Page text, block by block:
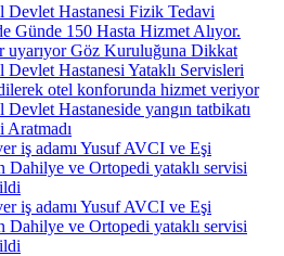
Devlet Hastanesi Fizik Tedavi
Günde 150 Hasta Hizmet Alıyor.
uyarıyor Göz Kuruluğuna Dikkat
Devlet Hastanesi Yataklı Servisleri
otel konforunda hizmet veriyor
Devlet Hastaneside yangın tatbikatı
Aratmadı
iş adamı Yusuf AVCI ve Eşi
Dahilye ve Ortopedi yataklı servisi
iş adamı Yusuf AVCI ve Eşi
Dahilye ve Ortopedi yataklı servisi